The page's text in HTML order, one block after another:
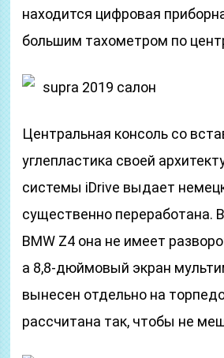
находится цифровая
большим тахометром по
supra 2019 салон
Центральная консоль со
углепластика своей
системы iDrive выдает
существенно переработана.
BMW Z4 она не имеет
а 8,8-дюймовый экран
вынесен отдельно на
рассчитана так, чтобы не